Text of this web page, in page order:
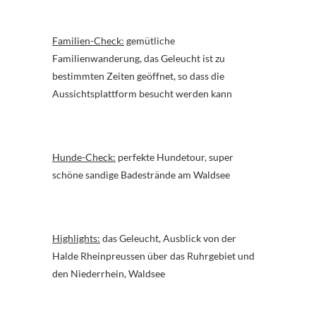
Familien-Check: gemütliche
Familienwanderung, das Geleucht ist zu
bestimmten Zeiten geöffnet, so dass die
Aussichtsplattform besucht werden kann
Hunde-Check: perfekte Hundetour, super
schöne sandige Badestrände am Waldsee
Highlights: das Geleucht, Ausblick von der
Halde Rheinpreussen über das Ruhrgebiet und
den Niederrhein, Waldsee